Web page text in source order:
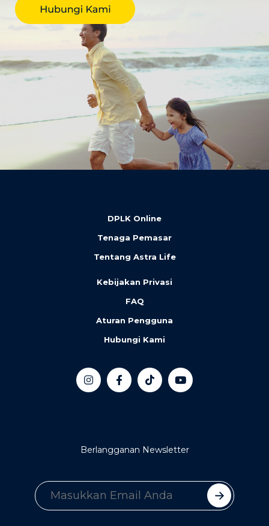
DPLK Online
Tenaga Pemasar
Tentang Astra Life
Kebijakan Privasi
FAQ
Aturan Pengguna
Hubungi Kami
Berlangganan Newsletter